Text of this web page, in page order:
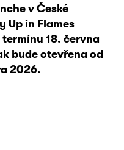
v České
Up in Flames
18. června
bude otevřena od
2026.